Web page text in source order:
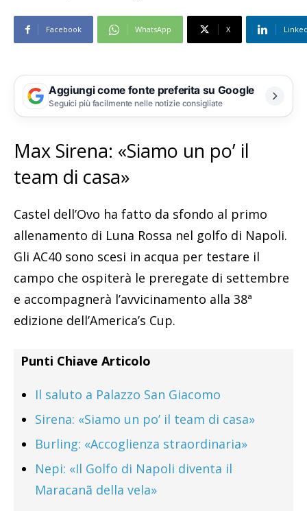
Facebook WhatsApp X
Aggiungi come fonte preferita su Google
Seguici più facilmente nelle notizie consigliate
Max Sirena: «Siamo un po’ il
team di casa»
Castel dell’Ovo ha fatto da sfondo al primo
allenamento di Luna Rossa nel golfo di Napoli.
Gli AC40 sono scesi in acqua per testare il
campo che ospiterà le preregate di settembre
e accompagnerà l’avvicinamento alla 38ª
edizione dell’America’s Cup.
Punti Chiave Articolo
Il saluto a Palazzo San Giacomo
Sirena: «Siamo un po’ il team di casa»
Burling: «Accoglienza straordinaria»
Nepi: «Il Golfo di Napoli diventa il
Maracanã della vela»